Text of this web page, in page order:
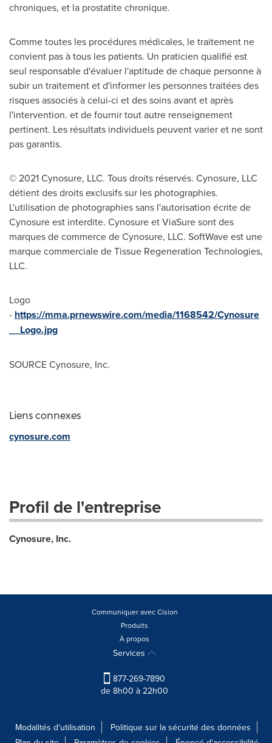
chroniques, et la prostatite chronique.
Comme toutes les procédures médicales, le traitement ne
convient pas à tous les patients. Un praticien qualifié est
seul responsable d'évaluer l'aptitude de chaque personne à
subir un traitement et d'informer les personnes traitées des
risques associés à celui-ci et des soins avant et après
l'intervention. et de fournir tout autre renseignement
pertinent. Les résultats individuels peuvent varier et ne sont
pas garantis.
© 2021 Cynosure, LLC. Tous droits réservés. Cynosure, LLC
détient des droits exclusifs sur les photographies.
L'utilisation de photographies sans l'autorisation écrite de
Cynosure est interdite. Cynosure et ViaSure sont des
marques de commerce de Cynosure, LLC. SoftWave est une
marque commerciale de Tissue Regeneration Technologies,
LLC.
Logo
- https://mma.prnewswire.com/media/1168542/Cynosure
__Logo.jpg
SOURCE Cynosure, Inc.
Liens connexes
cynosure.com
Profil de l'entreprise
Cynosure, Inc.
Communiquer avec Cision
Produits
À propos
Services
877-269-7890
de 8h00 à 22h00
Modalités d'utilisation
Politique sur la sécurité des données